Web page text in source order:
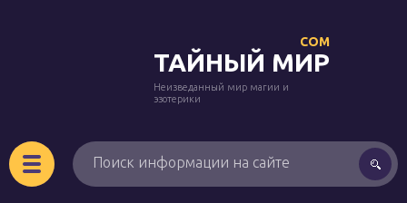
ТАЙНЫЙ МИР
COM
Неизведанный мир магии и
эзотерики